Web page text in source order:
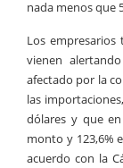
nada menos que
Los
vienen
afectado por la
las
dólares y que
monto y 123,6%
acuerdo con la